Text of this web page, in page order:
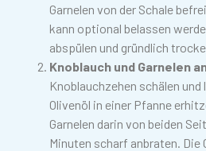
Garnelen von der Schale
kann optional belassen
abspülen und gründlich
Knoblauch und Garnelen
Knoblauchzehen schälen
Olivenöl in einer Pfanne
Garnelen darin von beiden
Minuten scharf anbraten. Die